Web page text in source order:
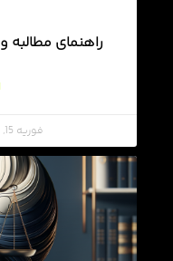
راهنمای مطالبه
فوریه 15, 2026